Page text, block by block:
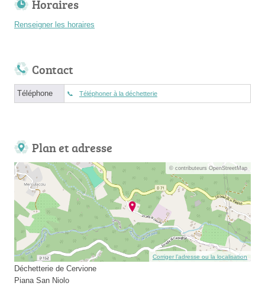
Horaires
Renseigner les horaires
Contact
Téléphone Téléphoner à la déchetterie
Plan et adresse
© contributeurs OpenStreetMap
Corriger l’adresse ou la localisation
Déchetterie de Cervione
Piana San Niolo